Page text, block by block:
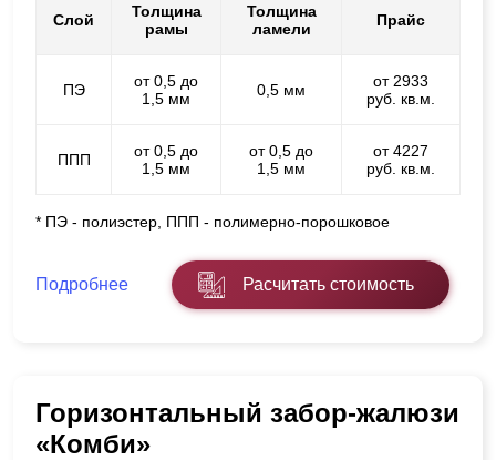
Слой
Толщина
рамы
Толщина
ламели
Прайс
ПЭ
от 0,5 до
1,5 мм
0,5 мм
от 2933
руб. кв.м.
ППП
от 0,5 до
1,5 мм
от 0,5 до
1,5 мм
от 4227
руб. кв.м.
* ПЭ - полиэстер, ППП - полимерно-порошковое
Подробнее Расчитать стоимость
Горизонтальный забор-жалюзи
«Комби»